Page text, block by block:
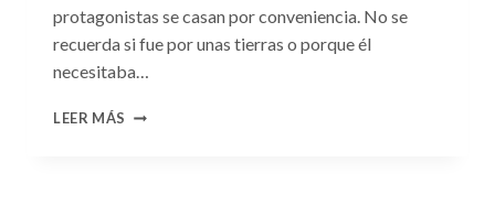
protagonistas se casan por conveniencia. No se
recuerda si fue por unas tierras o porque él
necesitaba…
LEER MÁS CONSULTA